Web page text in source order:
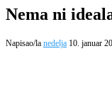
Nema ni
Napisao/la nedelja 10. januar